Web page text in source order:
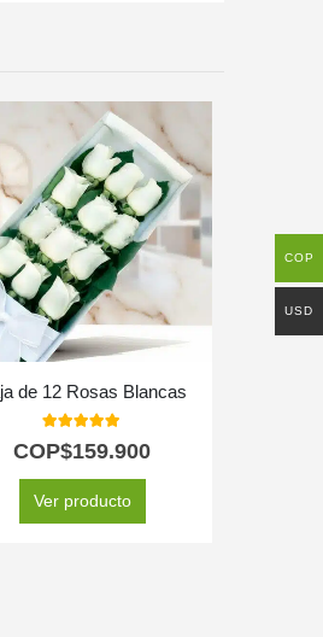
de 12 Rosas Blancas
5.00
COP$159.900
Ver producto
COP
USD